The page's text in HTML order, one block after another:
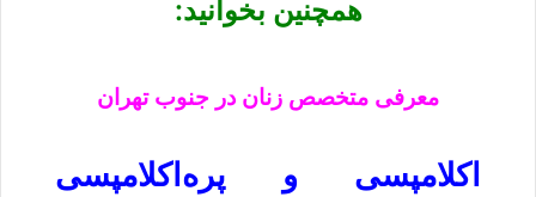
همچنین بخوانید:
معرفی متخصص زنان در جنوب تهران
اکلامپسی و پره‌اکلامپسی